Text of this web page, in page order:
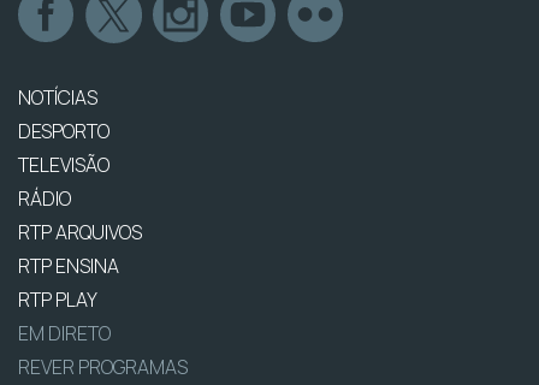
NOTÍCIAS
DESPORTO
TELEVISÃO
RÁDIO
RTP ARQUIVOS
RTP ENSINA
RTP PLAY
EM DIRETO
REVER PROGRAMAS